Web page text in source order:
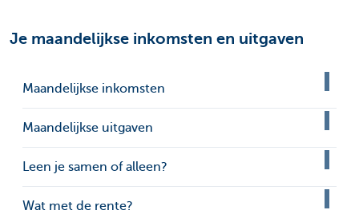
Je maandelijkse inkomsten en uitgaven
Maandelijkse inkomsten
Maandelijkse uitgaven
Leen je samen of alleen?
Wat met de rente?